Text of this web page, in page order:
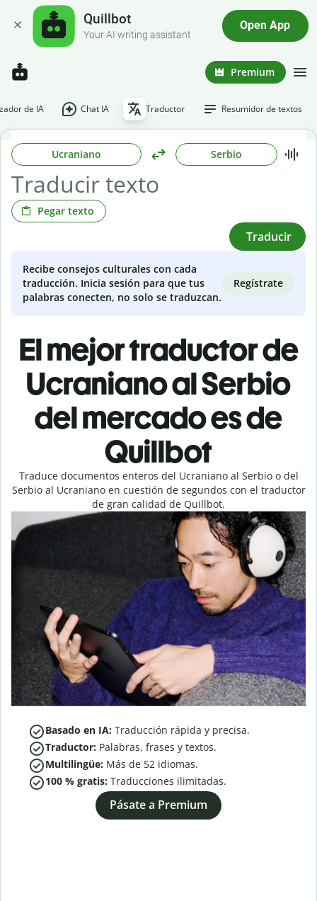
Quillbot
Your AI writing assistant
Open App
Premium
de IA Chat IA Traductor Resumidor de textos
Ucraniano Serbio
Pegar texto
Traducir
Recibe consejos culturales con cada
traducción. Inicia sesión para que tus
palabras conecten, no solo se traduzcan.
Regístrate
El mejor traductor de
Ucraniano al Serbio
del mercado es de
Quillbot
Traduce documentos enteros del Ucraniano al Serbio o del
Serbio al Ucraniano en cuestión de segundos con el traductor
de gran calidad de Quillbot.
Basado en IA: Traducción rápida y precisa.
Traductor: Palabras, frases y textos.
Multilingüe: Más de 52 idiomas.
100 % gratis: Traducciones ilimitadas.
Pásate a Premium